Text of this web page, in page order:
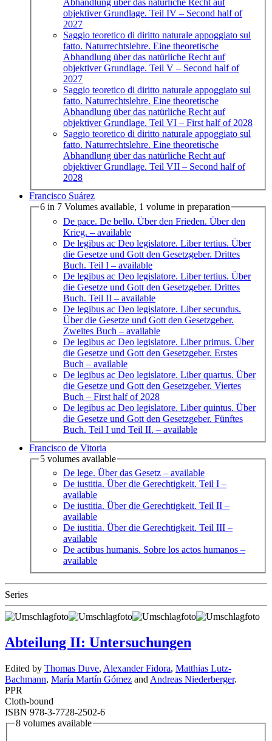
Abhandlung über das natürliche Recht auf
objektiver Grundlage. Teil IV – Second half of
2027
Saggio teoretico di diritto naturale appoggiato sul
fatto. Naturrechtslehre. Eine theoretische
Abhandlung über das natürliche Recht auf
objektiver Grundlage. Teil V – Second half of
2027
Saggio teoretico di diritto naturale appoggiato sul
fatto. Naturrechtslehre. Eine theoretische
Abhandlung über das natürliche Recht auf
objektiver Grundlage. Teil VI – First half of 2028
Saggio teoretico di diritto naturale appoggiato sul
fatto. Naturrechtslehre. Eine theoretische
Abhandlung über das natürliche Recht auf
objektiver Grundlage. Teil VII – Second half of
2028
Francisco Suárez
6 in 7 Volumes available, 1 volume in preparation
De pace. De bello. Über den Frieden. Über den
Krieg. – available
De legibus ac Deo legislatore. Liber tertius. Über
die Gesetze und Gott den Gesetzgeber. Drittes
Buch. Teil I – available
De legibus ac Deo legislatore. Liber tertius. Über
die Gesetze und Gott den Gesetzgeber. Drittes
Buch. Teil II – available
De legibus ac Deo legislatore. Liber secundus.
Über die Gesetze und Gott den Gesetzgeber.
Zweites Buch – available
De legibus ac Deo legislatore. Liber primus. Über
die Gesetze und Gott den Gesetzgeber. Erstes
Buch – available
De legibus ac Deo legislatore. Liber quartus. Über
die Gesetze und Gott den Gesetzgeber. Viertes
Buch – First half of 2028
De legibus ac Deo legislatore. Liber quintus. Über
die Gesetze und Gott den Gesetzgeber. Fünftes
Buch. Teil I und Teil II. – available
Francisco de Vitoria
5 volumes available
De lege. Über das Gesetz – available
De iustitia. Über die Gerechtigkeit. Teil I –
available
De iustitia. Über die Gerechtigkeit. Teil II –
available
De iustitia. Über die Gerechtigkeit. Teil III –
available
De actibus humanis. Sobre los actos humanos –
available
Series
Abteilung II: Untersuchungen
Edited by Thomas Duve, Alexander Fidora, Matthias Lutz-
Bachmann, María Martín Gómez and Andreas Niederberger.
PPR
Cloth-bound
ISBN 978-3-7728-2502-6
8 volumes available